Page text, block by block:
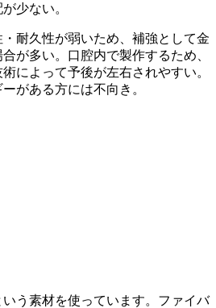
少ない。
耐久性が弱いため、補強として金
が多い。口腔内で製作するため、
によって予後が左右されやすい。
がある方には不向き。
う素材を使っています。ファイバ